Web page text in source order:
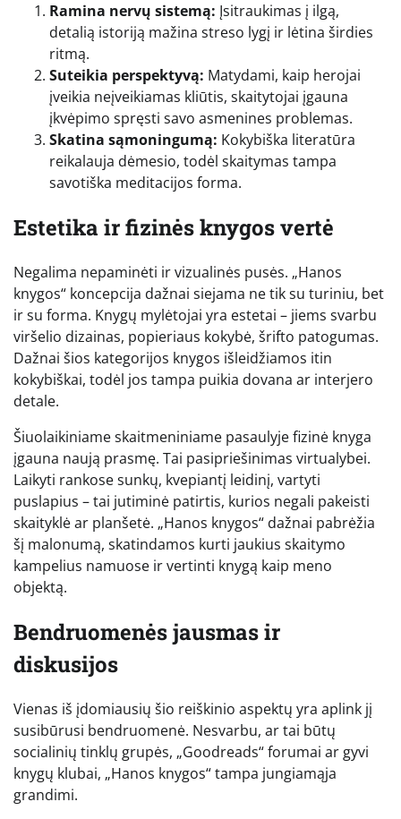
Ramina nervų sistemą: Įsitraukimas į ilgą,
detalią istoriją mažina streso lygį ir lėtina širdies
ritmą.
Suteikia perspektyvą: Matydami, kaip herojai
įveikia neįveikiamas kliūtis, skaitytojai įgauna
įkvėpimo spręsti savo asmenines problemas.
Skatina sąmoningumą: Kokybiška literatūra
reikalauja dėmesio, todėl skaitymas tampa
savotiška meditacijos forma.
Estetika ir fizinės knygos vertė
Negalima nepaminėti ir vizualinės pusės. „Hanos
knygos“ koncepcija dažnai siejama ne tik su turiniu, bet
ir su forma. Knygų mylėtojai yra estetai – jiems svarbu
viršelio dizainas, popieriaus kokybė, šrifto patogumas.
Dažnai šios kategorijos knygos išleidžiamos itin
kokybiškai, todėl jos tampa puikia dovana ar interjero
detale.
Šiuolaikiniame skaitmeniniame pasaulyje fizinė knyga
įgauna naują prasmę. Tai pasipriešinimas virtualybei.
Laikyti rankose sunkų, kvepiantį leidinį, vartyti
puslapius – tai jutiminė patirtis, kurios negali pakeisti
skaityklė ar planšetė. „Hanos knygos“ dažnai pabrėžia
šį malonumą, skatindamos kurti jaukius skaitymo
kampelius namuose ir vertinti knygą kaip meno
objektą.
Bendruomenės jausmas ir
diskusijos
Vienas iš įdomiausių šio reiškinio aspektų yra aplink jį
susibūrusi bendruomenė. Nesvarbu, ar tai būtų
socialinių tinklų grupės, „Goodreads“ forumai ar gyvi
knygų klubai, „Hanos knygos“ tampa jungiamąja
grandimi.